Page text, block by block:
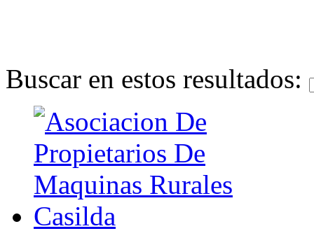
Buscar en estos resultados: